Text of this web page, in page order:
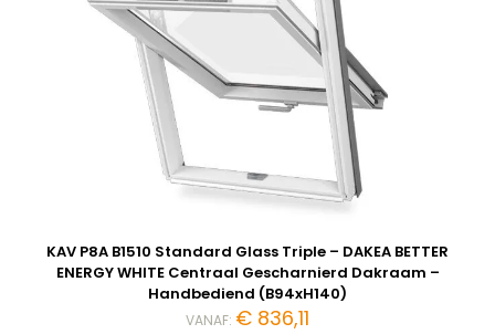
KAV P8A B1510 Standard Glass Triple – DAKEA BETTER
ENERGY WHITE Centraal Gescharnierd Dakraam –
Handbediend (B94xH140)
VANAF: € 836,11